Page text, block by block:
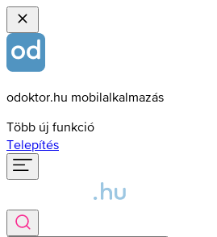
odoktor.hu mobilalkalmazás
Több új funkció
Telepítés